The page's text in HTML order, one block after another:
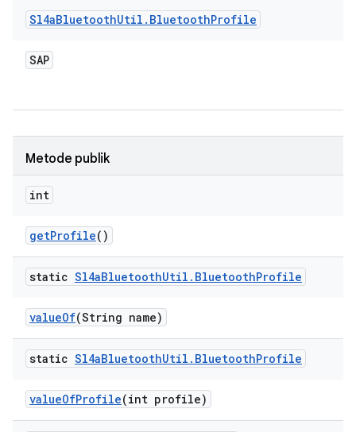
Sl4aBluetoothUtil . BluetoothProfile
SAP
Metode publik
int
getProfile()
static Sl4aBluetoothUtil . BluetoothProfile
valueOf(String name)
static Sl4aBluetoothUtil . BluetoothProfile
valueOfProfile(int profile)